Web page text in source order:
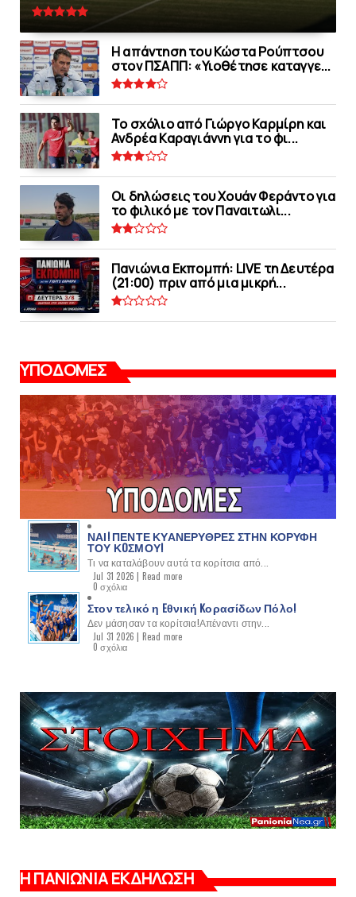
Η απάντηση του Κώστα Ρούπτσου
στον ΠΣΑΠΠ: «Υιοθέτησε καταγγε...
Το σχόλιο από Γιώργο Καρμίρη και
Ανδρέα Καραγιάννη για το φι...
Οι δηλώσεις του Χουάν Φεράντο για
το φιλικό με τoν Παναιτωλι...
Πανιώνια Εκπομπή: LIVE τη Δευτέρα
(21:00) πριν από μια μικρή...
ΥΠΟΔΟΜΕΣ
ΝΑΙ! ΠΕΝΤΕ ΚΥΑΝΕΡΥΘΡΕΣ ΣΤΗΝ ΚΟΡΥΦΗ
ΤΟΥ ΚOΣΜΟΥ!
Τι να καταλάβουν αυτά τα κορίτσια από...
Jul 31 2026 | Read more
0 σχόλια
Στον τελικό η Eθνική Kορασίδων Πόλο!
Δεν μάσησαν τα κορίτσια!Απέναντι στην...
Jul 31 2026 | Read more
0 σχόλια
Η ΠΑΝΙΩΝΙΑ ΕΚΔΗΛΩΣΗ